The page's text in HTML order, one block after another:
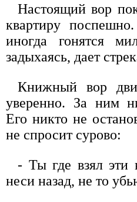
Настоящий вор
квартиру
иногда гонятся
задыхаясь, дает
Книжный вор
уверенно. За ним
Его никто не
не спросит сурово:
- Ты где взял эти
неси назад, не то